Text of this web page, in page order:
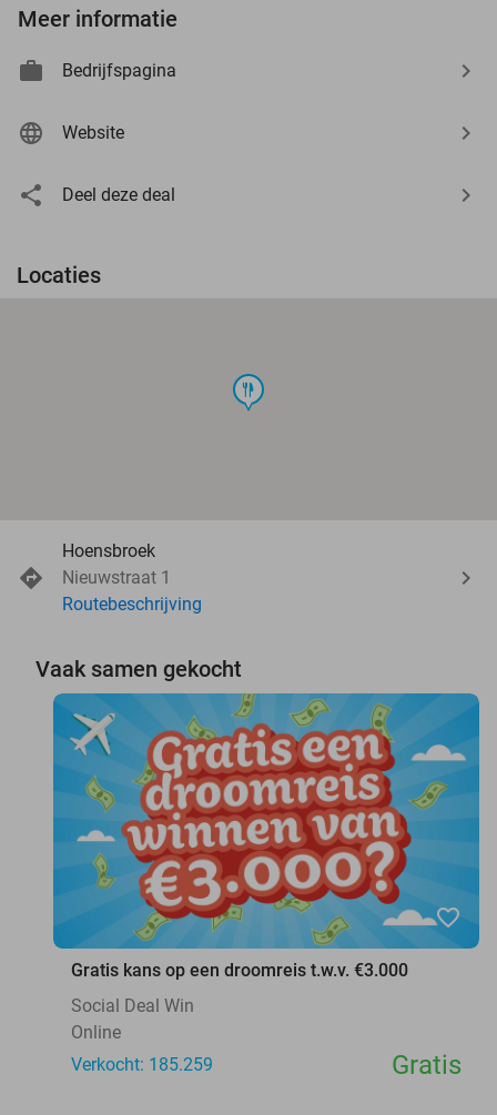
Meer informatie
Bedrijfspagina
Website
Deel deze deal
Locaties
food
Hoensbroek
Nieuwstraat 1
Routebeschrijving
Vaak samen gekocht
favorite_border
Gratis kans op een droomreis t.w.v. €3.000
Social Deal Win
Online
Verkocht: 185.259
Gratis